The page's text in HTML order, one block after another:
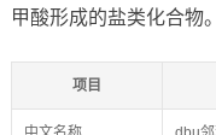
甲酸形成的盐类化合物。
项目